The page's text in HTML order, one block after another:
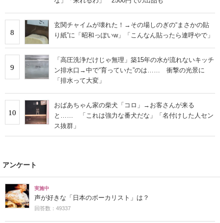
8
玄関チャイムが壊れた！→その場しのぎの“まさかの貼
り紙”に「昭和っぽいw」「こんなん貼ったら連呼やで」
9
「高圧洗浄だけじゃ無理」築15年の水が流れないキッチ
ン排水口→中で“育っていた”のは…… 衝撃の光景に
「排水って大変」
10
おばあちゃん家の柴犬「コロ」→お客さんが来る
と…… 「これは強力な番犬だな」「名付けした人セン
ス抜群」
アンケート
実施中
声が好きな「日本のボーカリスト」は？
回答数：49337